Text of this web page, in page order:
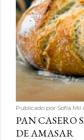
Publicado por Sofía Mil
PAN CASERO
DE AMASAR